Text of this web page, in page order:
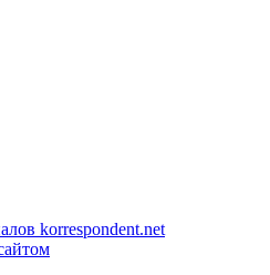
korrespondent.net